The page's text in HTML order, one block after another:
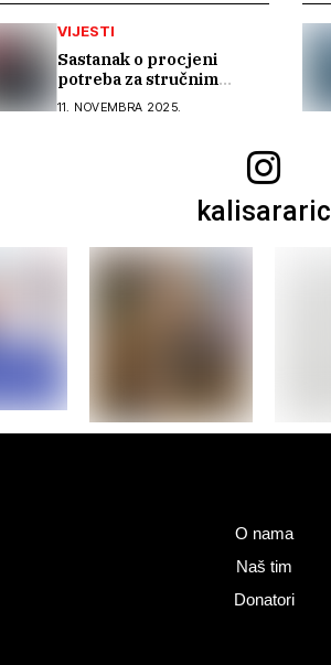
VIJESTI
Sastanak o procjeni
potreba za stručnim
vještinama Roma u
Lukavcu i Banovićima
11. NOVEMBRA 2025.
kalisararic
O nama
Naš tim
Donatori